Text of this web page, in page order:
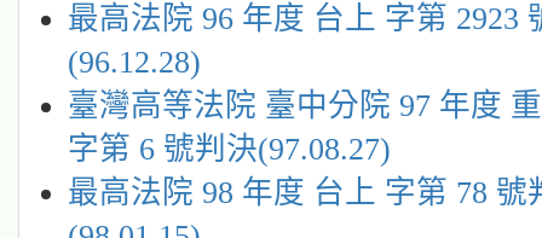
最高法院 96 年度 台上 字第 2923
(96.12.28)
臺灣高等法院 臺中分院 97 年度
字第 6 號判決(97.08.27)
最高法院 98 年度 台上 字第 78 號